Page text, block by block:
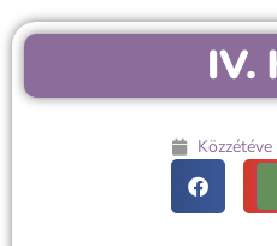
IV.
Közzétéve